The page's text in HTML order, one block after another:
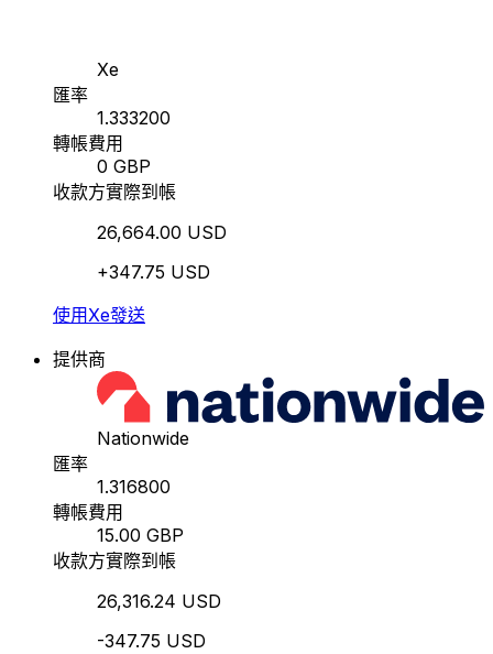
Xe
匯率
1.333200
轉帳費用
0 GBP
收款方實際到帳
26,664.00 USD
+347.75 USD
使用Xe發送
提供商
Nationwide
匯率
1.316800
轉帳費用
15.00 GBP
收款方實際到帳
26,316.24 USD
-347.75 USD